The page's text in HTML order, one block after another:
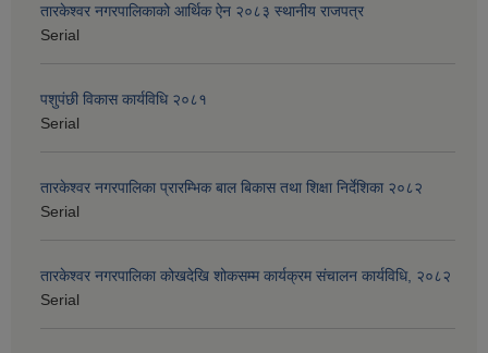
तारकेश्वर नगरपालिकाको आर्थिक ऐन २०८३ स्थानीय राजपत्र
Serial
पशुपंछी विकास कार्यविधि २०८१
Serial
तारकेश्वर नगरपालिका प्रारम्भिक बाल बिकास तथा शिक्षा निर्देशिका २०८२
Serial
तारकेश्वर नगरपालिका कोखदेखि शोकसम्म कार्यक्रम संचालन कार्यविधि, २०८२
Serial